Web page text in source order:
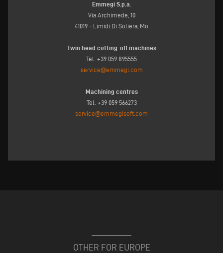
Emmegi S.p.a.
Via Archimede, 10
41019 - Limidi Di Soliera, Mo
Twin head cutting-off machines
Tel. +39 059 895555
service@emmegi.com
Machining centres
Tel. +39 059 566273
service@emmegisoft.com
OTHER FOR EUROPE